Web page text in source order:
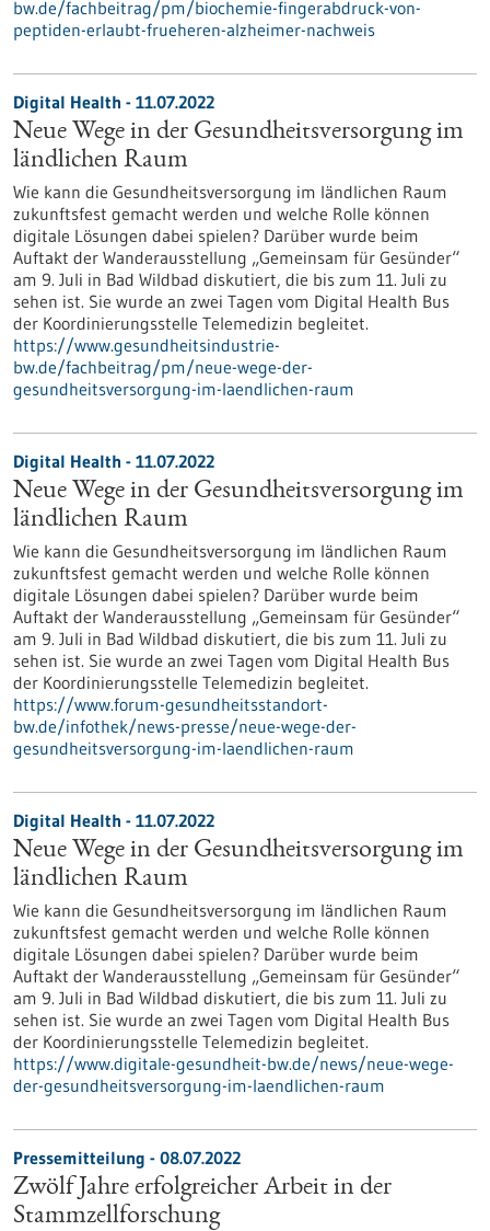
bw.de/fachbeitrag/pm/biochemie-fingerabdruck-von-
peptiden-erlaubt-frueheren-alzheimer-nachweis
Digital Health - 11.07.2022
Neue Wege in der Gesundheitsversorgung im
ländlichen Raum
Wie kann die Gesundheitsversorgung im ländlichen Raum
zukunftsfest gemacht werden und welche Rolle können
digitale Lösungen dabei spielen? Darüber wurde beim
Auftakt der Wanderausstellung „Gemeinsam für Gesünder“
am 9. Juli in Bad Wildbad diskutiert, die bis zum 11. Juli zu
sehen ist. Sie wurde an zwei Tagen vom Digital Health Bus
der Koordinierungsstelle Telemedizin begleitet.
https://www.gesundheitsindustrie-
bw.de/fachbeitrag/pm/neue-wege-der-
gesundheitsversorgung-im-laendlichen-raum
Digital Health - 11.07.2022
Neue Wege in der Gesundheitsversorgung im
ländlichen Raum
Wie kann die Gesundheitsversorgung im ländlichen Raum
zukunftsfest gemacht werden und welche Rolle können
digitale Lösungen dabei spielen? Darüber wurde beim
Auftakt der Wanderausstellung „Gemeinsam für Gesünder“
am 9. Juli in Bad Wildbad diskutiert, die bis zum 11. Juli zu
sehen ist. Sie wurde an zwei Tagen vom Digital Health Bus
der Koordinierungsstelle Telemedizin begleitet.
https://www.forum-gesundheitsstandort-
bw.de/infothek/news-presse/neue-wege-der-
gesundheitsversorgung-im-laendlichen-raum
Digital Health - 11.07.2022
Neue Wege in der Gesundheitsversorgung im
ländlichen Raum
Wie kann die Gesundheitsversorgung im ländlichen Raum
zukunftsfest gemacht werden und welche Rolle können
digitale Lösungen dabei spielen? Darüber wurde beim
Auftakt der Wanderausstellung „Gemeinsam für Gesünder“
am 9. Juli in Bad Wildbad diskutiert, die bis zum 11. Juli zu
sehen ist. Sie wurde an zwei Tagen vom Digital Health Bus
der Koordinierungsstelle Telemedizin begleitet.
https://www.digitale-gesundheit-bw.de/news/neue-wege-
der-gesundheitsversorgung-im-laendlichen-raum
Pressemitteilung - 08.07.2022
Zwölf Jahre erfolgreicher Arbeit in der
Stammzellforschung